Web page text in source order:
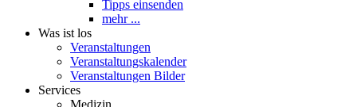
Tipps einsenden
mehr ...
Was ist los
Veranstaltungen
Veranstaltungskalender
Veranstaltungen Bilder
Services
Medizin